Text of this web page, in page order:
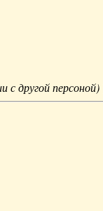
с другой персоной)